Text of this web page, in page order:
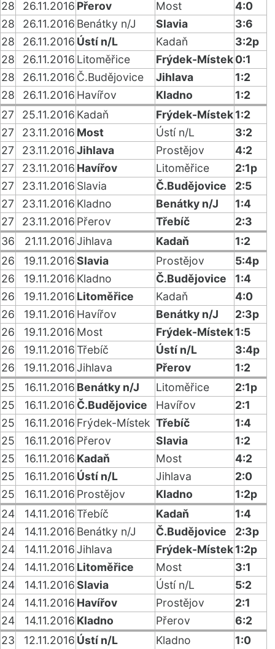
28
26.11.2016 Přerov Most
4:0
28
26.11.2016 Benátky n/J Slavia
3:6
28
26.11.2016 Ústí n/L Kadaň
3:2p
28
26.11.2016 Litoměřice Frýdek-Místek0:1
28
26.11.2016 Č.Budějovice Jihlava
1:2
28
26.11.2016 Havířov Kladno
1:2
27
25.11.2016 Kadaň Frýdek-Místek1:2
27
23.11.2016 Most Ústí n/L
3:2
27
23.11.2016Jihlava Prostějov
4:2
27
23.11.2016 Havířov Litoměřice
2:1p
27
23.11.2016 Slavia Č.Budějovice
2:5
27
23.11.2016 Kladno Benátky n/J
1:4
27
23.11.2016 Přerov Třebíč
2:3
36
21.11.2016Jihlava Kadaň
1:2
26
19.11.2016Slavia Prostějov
5:4p
26
19.11.2016 Kladno Č.Budějovice
1:4
26
19.11.2016 Litoměřice Kadaň
4:0
26
19.11.2016 Havířov Benátky n/J
2:3p
26
19.11.2016 Most Frýdek-Místek1:5
26
19.11.2016Třebíč Ústí n/L
3:4p
26
19.11.2016Jihlava Přerov
1:2
25
16.11.2016 Benátky n/J Litoměřice
2:1p
25
16.11.2016 Č.Budějovice Havířov
2:1
25
16.11.2016 Frýdek-Místek Třebíč
1:4
25
16.11.2016 Přerov Slavia
1:2
25
16.11.2016 Kadaň Most
4:2
25
16.11.2016 Ústí n/L Jihlava
2:0
25
16.11.2016 Prostějov Kladno
1:2p
24
14.11.2016Třebíč Kadaň
1:4
24
14.11.2016 Benátky n/J Č.Budějovice
2:3p
24
14.11.2016Jihlava Frýdek-Místek1:2p
24
14.11.2016 Litoměřice Most
3:1
24
14.11.2016Slavia Ústí n/L
5:2
24
14.11.2016 Havířov Prostějov
2:1
24
14.11.2016 Kladno Přerov
6:2
23
12.11.2016 Ústí n/L Kladno 1:0